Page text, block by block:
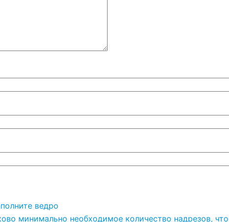
ведро
минимально необходимое количество надрезов,